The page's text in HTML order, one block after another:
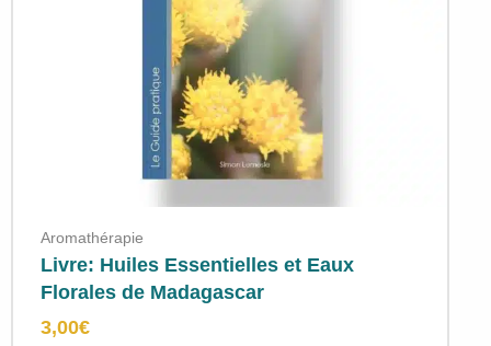
Aromathérapie
Livre: Huiles Essentielles et Eaux
Florales de Madagascar
3,00€